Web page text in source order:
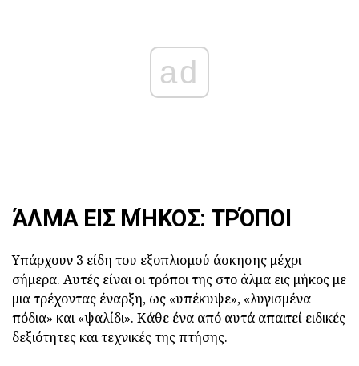
ad
ΆΛΜΑ ΕΙΣ ΜΉΚΟΣ: ΤΡΌΠΟΙ
Υπάρχουν 3 είδη του εξοπλισμού άσκησης μέχρι
σήμερα. Αυτές είναι οι τρόποι της στο άλμα εις μήκος με
μια τρέχοντας έναρξη, ως «υπέκυψε», «λυγισμένα
πόδια» και «ψαλίδι». Κάθε ένα από αυτά απαιτεί ειδικές
δεξιότητες και τεχνικές της πτήσης.